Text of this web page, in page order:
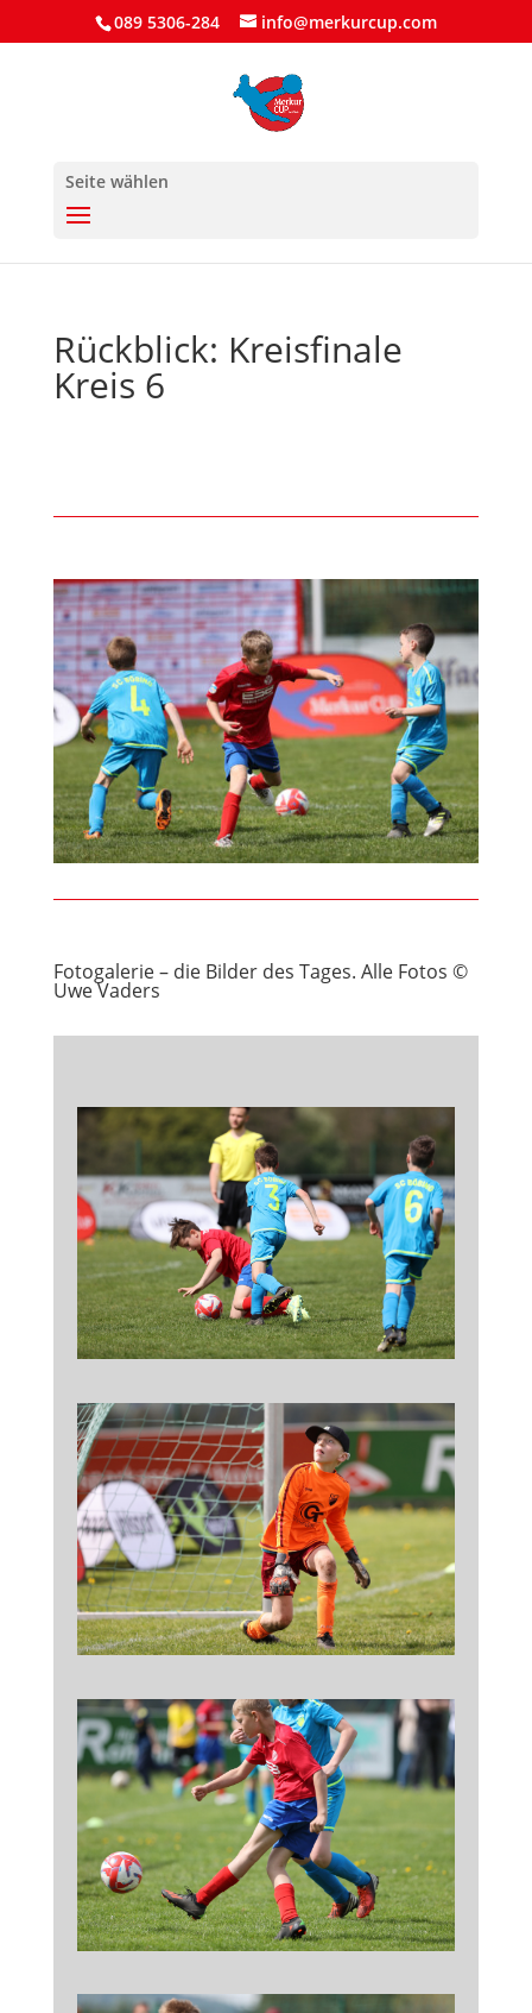
089 5306-284 info@merkurcup.com
Seite wählen
Rückblick: Kreisfinale
Kreis 6
Fotogalerie – die Bilder des Tages. Alle Fotos ©
Uwe Vaders